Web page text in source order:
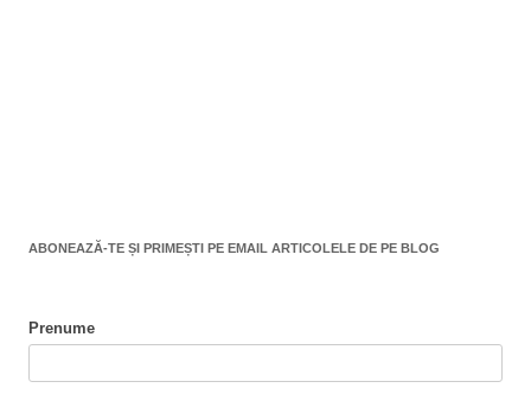
ABONEAZĂ-TE ȘI PRIMEȘTI PE EMAIL ARTICOLELE DE PE BLOG
Prenume